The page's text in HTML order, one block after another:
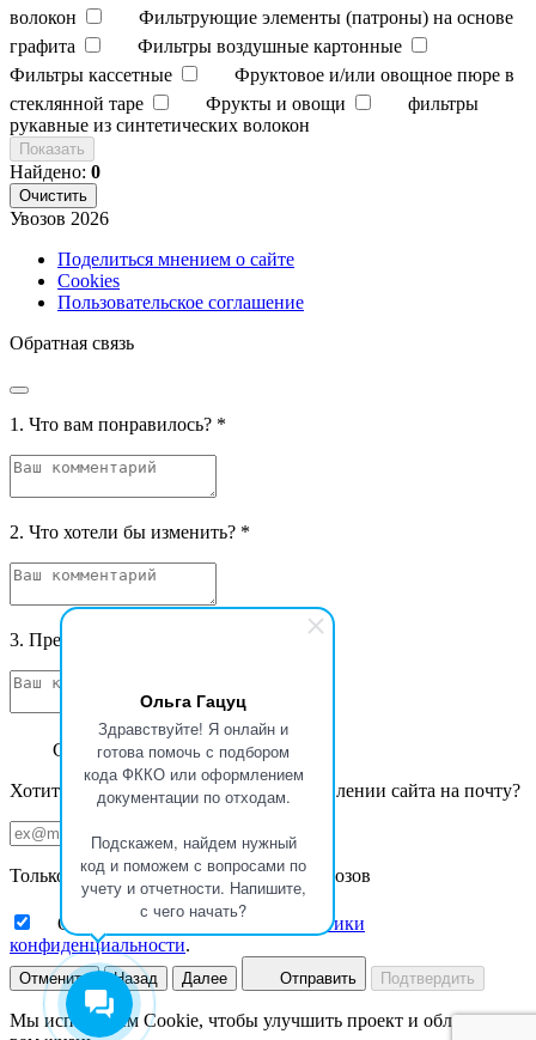
Ольга Гацуц
Здравствуйте! Я онлайн и
готова помочь с подбором
кода ФККО или оформлением
документации по отходам.
Подскажем, найдем нужный
код и поможем с вопросами по
учету и отчетности. Напишите,
с чего начать?
волокон
Фильтрующие элементы (патроны) на основе
графита
Фильтры воздушные картонные
Фильтры кассетные
Фруктовое и/или овощное пюре в
стеклянной таре
Фрукты и овощи
фильтры
рукавные из синтетических волокон
Показать
Найдено: 0
Очистить
Увозов 2026
Поделиться мнением о сайте
Cookies
Пользовательское соглашение
Обратная связь
1. Что вам понравилось? *
2. Что хотели бы изменить? *
3. Предложения и фантазии
Спасибо за ваш отзыв
Хотите получать уведомления об обновлении сайта на почту?
Только новости Базы данных ФККО Увозов
Ознакомлен с принципами
политики
конфиденциальности.
Отменить Назад Далее Отправить Подтвердить
Мы используем Cookie, чтобы улучшить проект и облегчить